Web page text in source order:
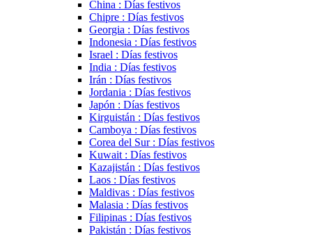
China : Días festivos
Chipre : Días festivos
Georgia : Días festivos
Indonesia : Días festivos
Israel : Días festivos
India : Días festivos
Irán : Días festivos
Jordania : Días festivos
Japón : Días festivos
Kirguistán : Días festivos
Camboya : Días festivos
Corea del Sur : Días festivos
Kuwait : Días festivos
Kazajistán : Días festivos
Laos : Días festivos
Maldivas : Días festivos
Malasia : Días festivos
Filipinas : Días festivos
Pakistán : Días festivos